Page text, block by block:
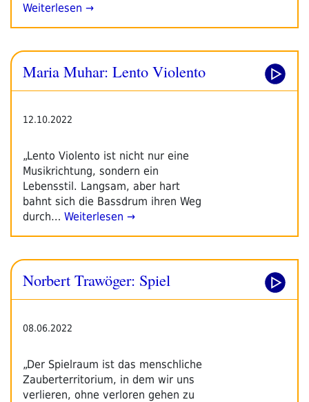
Weiterlesen →
Maria Muhar: Lento Violento
12.10.2022
„Lento Violento ist nicht nur eine
Musikrichtung, sondern ein
Lebensstil. Langsam, aber hart
bahnt sich die Bassdrum ihren Weg
durch… Weiterlesen →
Norbert Trawöger: Spiel
08.06.2022
„Der Spielraum ist das menschliche
Zauberterritorium, in dem wir uns
verlieren, ohne verloren gehen zu